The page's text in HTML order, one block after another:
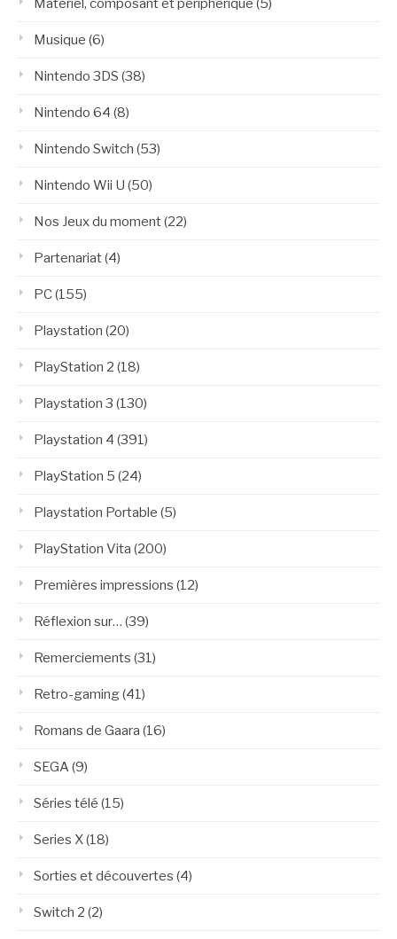
Musique (6)
Nintendo 3DS (38)
Nintendo 64 (8)
Nintendo Switch (53)
Nintendo Wii U (50)
Nos Jeux du moment(22)
Partenariat(4)
PC(155)
Playstation (20)
PlayStation 2 (18)
Playstation 3 (130)
Playstation 4 (391)
PlayStation 5 (24)
Playstation Portable (5)
PlayStation Vita (200)
Premières impressions (12)
Réflexion sur… (39)
Remerciements (31)
Retro-gaming(41)
Romans de Gaara (16)
SEGA (9)
Séries télé (15)
Series X(18)
Sorties et découvertes (4)
Switch 2 (2)